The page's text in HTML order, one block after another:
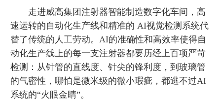
走进威高集团注射器智能制造数字化车间，高
速运转的自动化生产线和精准的 AI视觉检测系统代
替了传统的人工劳动。AI的准确性和高效率使得自
动化生产线上的每一支注射器都要历经上百项严苛
检测：从针管的直线度、针尖的锋利度，到玻璃管
的气密性，哪怕是微米级的微小瑕疵，都逃不过AI
系统的“火眼金睛”。